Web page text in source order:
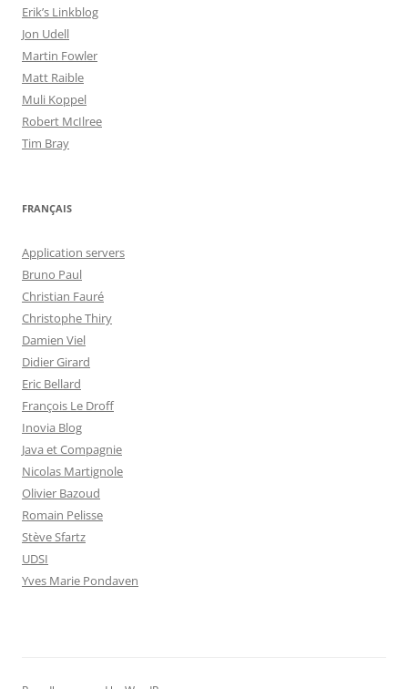
Erik’s Linkblog
Jon Udell
Martin Fowler
Matt Raible
Muli Koppel
Robert McIlree
Tim Bray
FRANÇAIS
Application servers
Bruno Paul
Christian Fauré
Christophe Thiry
Damien Viel
Didier Girard
Eric Bellard
François Le Droff
Inovia Blog
Java et Compagnie
Nicolas Martignole
Olivier Bazoud
Romain Pelisse
Stève Sfartz
UDSI
Yves Marie Pondaven